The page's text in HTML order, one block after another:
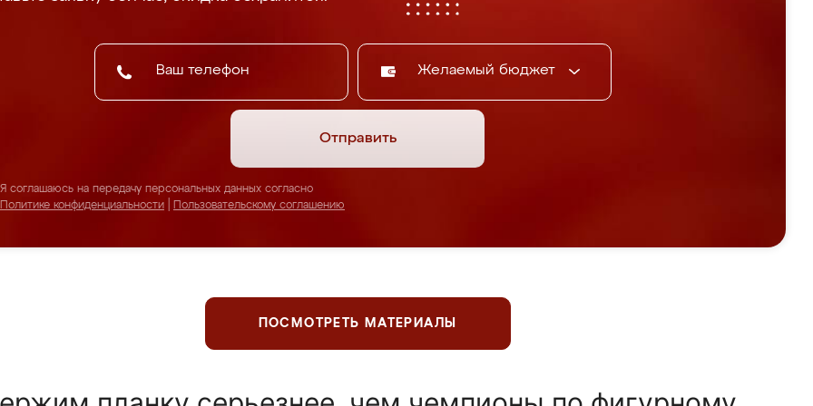
Желаемый бюджет
Отправить
Я соглашаюсь на передачу персональных данных согласно
Политике конфиденциальности
Пользовательскому соглашению
ПОСМОТРЕТЬ МАТЕРИАЛЫ